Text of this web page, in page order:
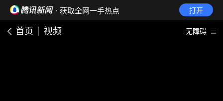
· 获取全网一手热点 打开
首页 视频 无障碍